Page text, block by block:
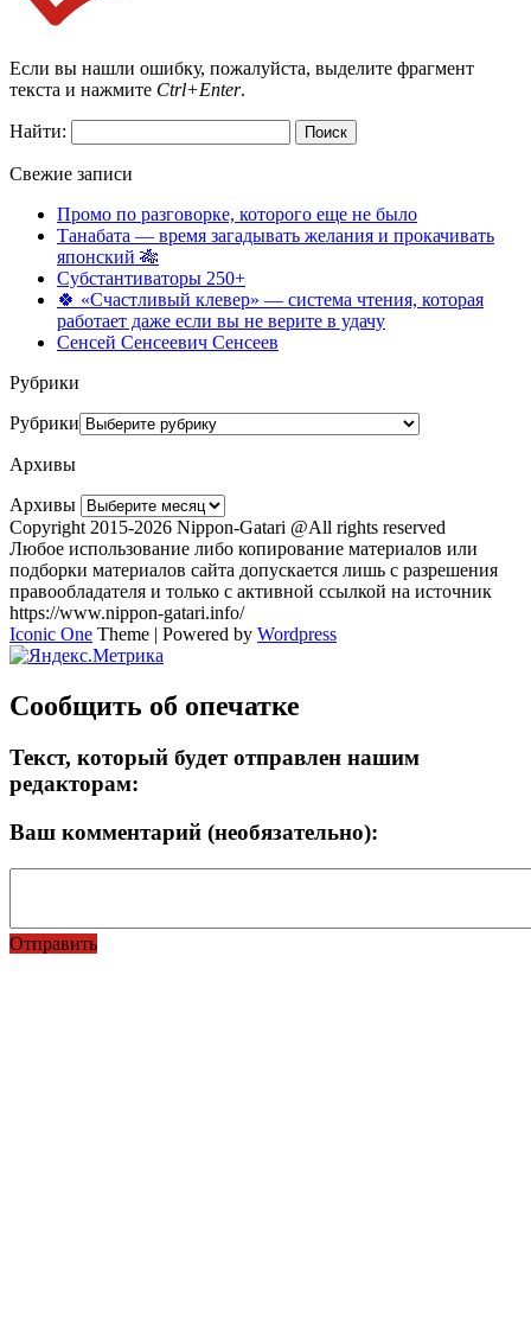
Если вы нашли ошибку, пожалуйста, выделите фрагмент
текста и нажмите Ctrl+Enter.
Найти:
Свежие записи
Промо по разговорке, которого еще не было
Танабата — время загадывать желания и прокачивать
японский 🎋
Субстантиваторы 250+
🍀 «Счастливый клевер» — система чтения, которая
работает даже если вы не верите в удачу
Сенсей Сенсеевич Сенсеев
Рубрики
Рубрики
Архивы
Архивы
Copyright 2015-2026 Nippon-Gatari @All rights reserved
Любое использование либо копирование материалов или
подборки материалов сайта допускается лишь с разрешения
правообладателя и только с активной ссылкой на источник
https://www.nippon-gatari.info/
Iconic One Theme | Powered by Wordpress
Сообщить об опечатке
Текст, который будет отправлен нашим
редакторам:
Ваш комментарий (необязательно):
Отправить